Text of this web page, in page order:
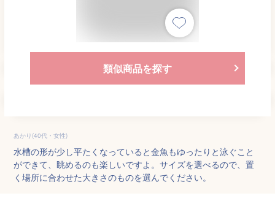
類似商品を探す
あかり(40代・女性)
水槽の形が少し平たくなっていると金魚もゆったりと泳ぐこと
ができて、眺めるのも楽しいですよ。サイズを選べるので、置
く場所に合わせた大きさのものを選んでください。